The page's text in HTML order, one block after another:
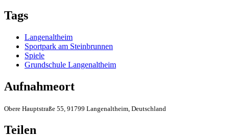
Tags
Langenaltheim
Sportpark am Steinbrunnen
Spiele
Grundschule Langenaltheim
Aufnahmeort
Obere Hauptstraße 55, 91799 Langenaltheim, Deutschland
Teilen